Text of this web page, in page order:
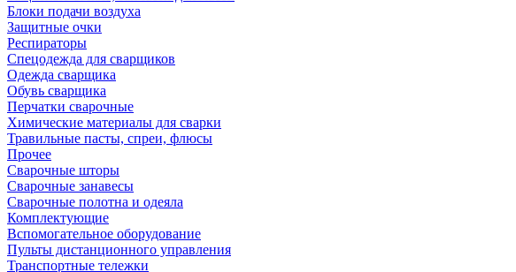
Блоки подачи воздуха
Защитные очки
Респираторы
Спецодежда для сварщиков
Одежда сварщика
Обувь сварщика
Перчатки сварочные
Химические материалы для сварки
Травильные пасты, спреи, флюсы
Прочее
Сварочные шторы
Сварочные занавесы
Сварочные полотна и одеяла
Комплектующие
Вспомогательное оборудование
Пульты дистанционного управления
Транспортные тележки